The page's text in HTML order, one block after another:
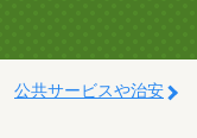
公共サービスや治安